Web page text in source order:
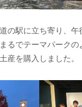
の駅に立ち寄り、午
るでテーマパークの
産を購入しました。